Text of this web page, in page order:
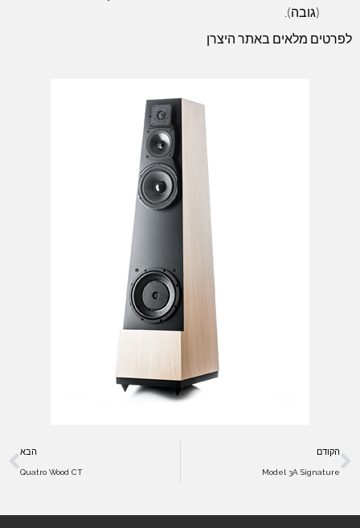
(גובה).
לפרטים מלאים באתר היצרן
הקודם
Model 3A Signature
הבא
Quatro Wood CT